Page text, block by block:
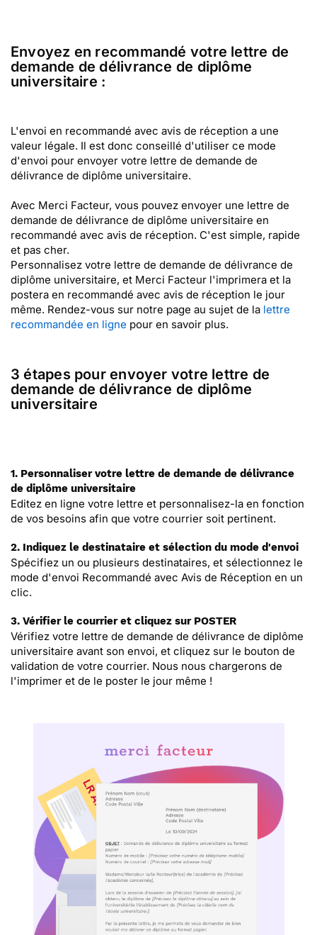
Envoyez en recommandé votre lettre de
demande de délivrance de diplôme
universitaire :
L'envoi en recommandé avec avis de réception a une
valeur légale. Il est donc conseillé d'utiliser ce mode
d'envoi pour envoyer votre lettre de demande de
délivrance de diplôme universitaire.
Avec Merci Facteur, vous pouvez envoyer une lettre de
demande de délivrance de diplôme universitaire en
recommandé avec avis de réception. C'est simple, rapide
et pas cher.
Personnalisez votre lettre de demande de délivrance de
diplôme universitaire, et Merci Facteur l'imprimera et la
postera en recommandé avec avis de réception le jour
même. Rendez-vous sur notre page au sujet de la lettre
recommandée en ligne pour en savoir plus.
3 étapes pour envoyer votre lettre de
demande de délivrance de diplôme
universitaire
1. Personnaliser votre lettre de demande de délivrance
de diplôme universitaire
Editez en ligne votre lettre et personnalisez-la en fonction
de vos besoins afin que votre courrier soit pertinent.
2. Indiquez le destinataire et sélection du mode d'envoi
Spécifiez un ou plusieurs destinataires, et sélectionnez le
mode d'envoi Recommandé avec Avis de Réception en un
clic.
3. Vérifier le courrier et cliquez sur POSTER
Vérifiez votre lettre de demande de délivrance de diplôme
universitaire avant son envoi, et cliquez sur le bouton de
validation de votre courrier. Nous nous chargerons de
l'imprimer et de le poster le jour même !